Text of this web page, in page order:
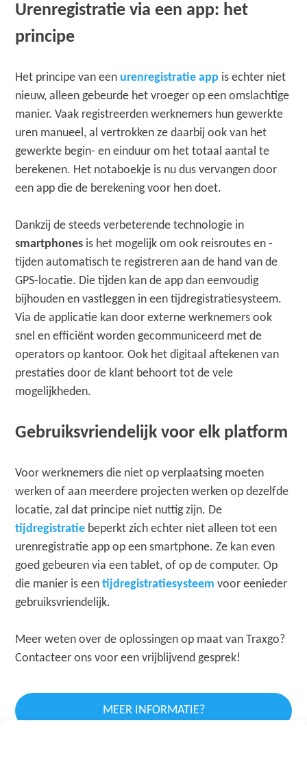
Urenregistratie via een app: het
principe
Het principe van een urenregistratie app is echter niet
nieuw, alleen gebeurde het vroeger op een omslachtige
manier. Vaak registreerden werknemers hun gewerkte
uren manueel, al vertrokken ze daarbij ook van het
gewerkte begin- en einduur om het totaal aantal te
berekenen. Het notaboekje is nu dus vervangen door
een app die de berekening voor hen doet.
Dankzij de steeds verbeterende technologie in
smartphones is het mogelijk om ook reisroutes en -
tijden automatisch te registreren aan de hand van de
GPS-locatie. Die tijden kan de app dan eenvoudig
bijhouden en vastleggen in een tijdregistratiesysteem.
Via de applicatie kan door externe werknemers ook
snel en efficiënt worden gecommuniceerd met de
operators op kantoor. Ook het digitaal aftekenen van
prestaties door de klant behoort tot de vele
mogelijkheden.
Gebruiksvriendelijk voor elk platform
Voor werknemers die niet op verplaatsing moeten
werken of aan meerdere projecten werken op dezelfde
locatie, zal dat principe niet nuttig zijn. De
tijdregistratie beperkt zich echter niet alleen tot een
urenregistratie app op een smartphone. Ze kan even
goed gebeuren via een tablet, of op de computer. Op
die manier is eentijdregistratiesysteem voor eenieder
gebruiksvriendelijk.
Meer weten over de oplossingen op maat van Traxgo?
Contacteer ons voor een vrijblijvend gesprek!
MEER INFORMATIE?